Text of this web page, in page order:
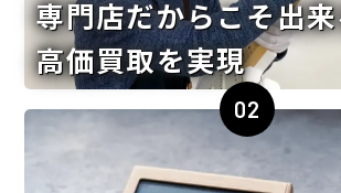
専門店だからこそ出
高価買取を実現
02